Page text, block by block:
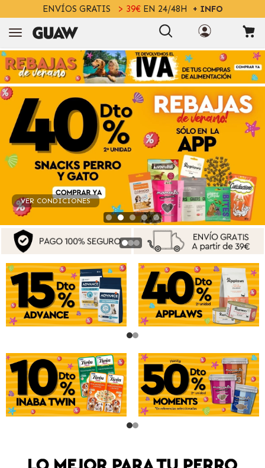
ENVÍOS GRATIS > 39€EN 24/48H + INFO
VER CONDICIONES